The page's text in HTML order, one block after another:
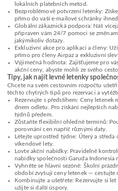
lokálních platebních metod.
Bezproblémové potvrzení letenky:
přímo do vaší e-mailové schránky
Globální zákaznická podpora: Náš
připraven vám 24/7 pomoci se
jakýmikoliv dotazy.
Exkluzivní akce pro aplikaci a členy:
přímo pro členy Airpaz a exkluzivní
Výjimečná hodnota: Zajišťujeme pro
akční ceny, abyste mohli ze svého
Tipy, jak najít levné letenky
Chcete na svém cestovním rozpočtu
těchto chytrých tipů pro rezervaci a
Rezervujte s předstihem: Ceny letenek
dnem odletu. Pro získání nejlepších
týdnů předem.
Zůstaňte flexibilní ohledně termínů:
porovnání cen napříč různými daty.
Létejte uprostřed týdne: Úterý a středa
víkendové lety.
Lovte akční nabídky: Pravidelně
nabídky společnosti Garuda Indonesia
Vyhněte se hlavní sezóně: Školní
období zvyšují ceny letenek — cestujte
Kombinujte a ušetřete: Rezervujte si
užijte si další úspory.